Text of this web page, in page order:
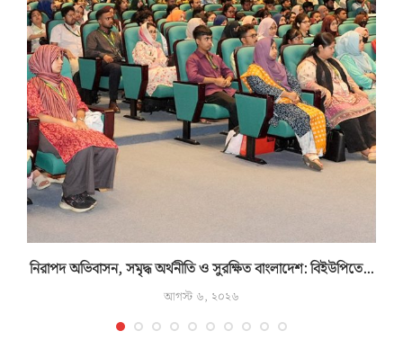
নিরাপদ অভিবাসন, সমৃদ্ধ অর্থনীতি ও সুরক্ষিত বাংলাদেশ: বিইউপিতে...
আগস্ট ৬, ২০২৬